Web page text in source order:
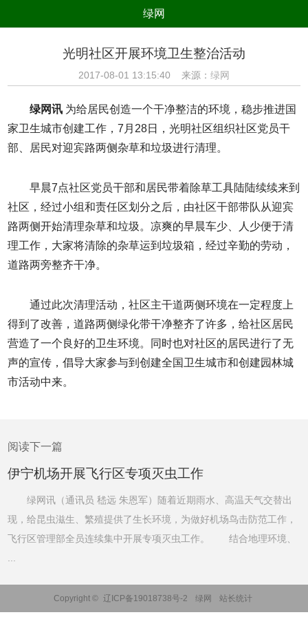
绿网
健康
时尚 家居 新技术 新能源
环境保护 节能减排 绿色产业
光明社区开展环境卫生整治活动
2017-08-01 13:15:40 来源： 绿网
绿网讯 为给居民创造一个干净整洁的环境，稳步推进国
家卫生城市创建工作，7月28日，光明社区组织社区党员干
部、居民对迎宾路两侧杂草和垃圾进行清理。
早晨7点社区党员干部和居民带着除草工具陆陆续续来到
社区，经过小组和责任区划分之后，由社区干部带队从迎宾
路两侧开始清理杂草和垃圾。凉爽的早晨车少、人少便于清
理工作，大家将清除的杂草运到垃圾箱，经过辛勤的劳动，
道路两旁整齐干净。
通过此次清理活动，社区主干道两侧环境在一定程度上
得到了改善，道路两侧绿化带干净整齐了许多，给社区居民
营造了一个良好的卫生环境。同时也对社区的居民进行了无
声的宣传，倡导大家参与到创建全国卫生城市和创建园林城
市活动中来。
阅读下一篇
伊宁机场开展飞行区专项灭虫工作
绿网讯（通讯员 嵇远 朱恩军）随着近期雨水、高温天气交替出
现，给昆虫滋生、繁殖提供了生长环境，为做好机场鸟击防范工作，
飞行区管理部全员连续集中开展专项灭虫工作。 结合地理环境、
Copyright © 辽ICP备19018738号-2 绿网 站长统计